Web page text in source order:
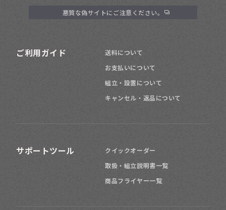
悪質な偽サイトにご注意ください。
ご利用ガイド
送料について
お支払いについて
組立・設置について
キャンセル・返品について
サポートツール
クイックオーダー
取扱・組立説明書一覧
商品フライヤー一覧